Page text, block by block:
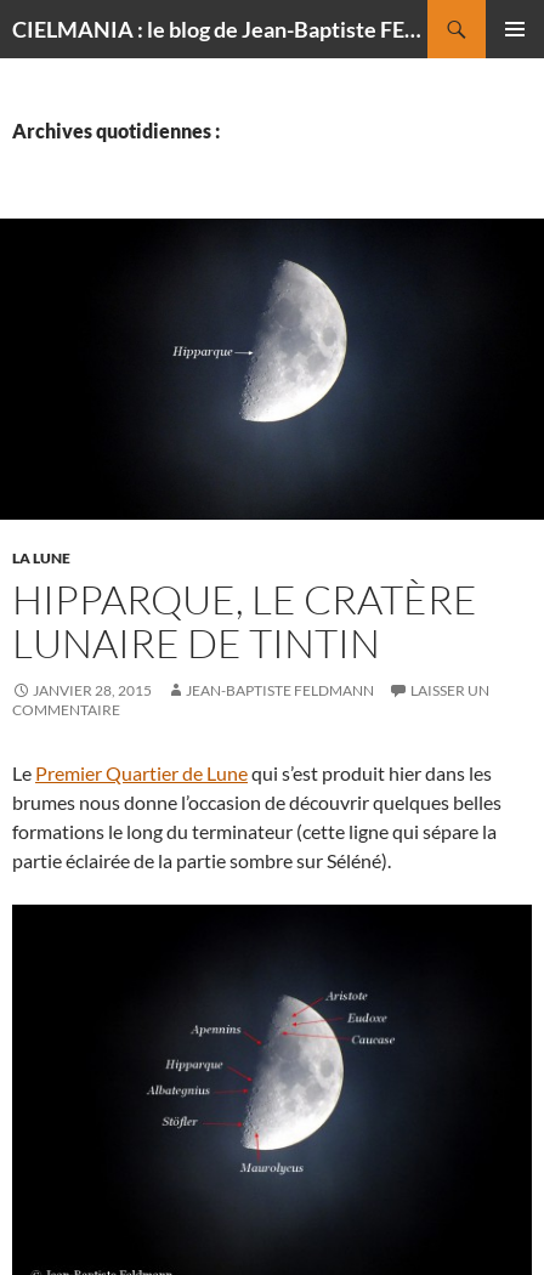
CIELMANIA : le blog de Jean-Baptiste FELDMANN, photographe du ciel
Archives quotidiennes :
LA LUNE
HIPPARQUE, LE CRATÈRE
LUNAIRE DE TINTIN
JANVIER 28, 2015 JEAN-BAPTISTE FELDMANN
LAISSER UN
COMMENTAIRE
Le Premier Quartier de Lunequi s’est produit hier dans les
brumes nous donne l’occasion de découvrir quelques belles
formations le long du terminateur (cette ligne qui sépare la
partie éclairée de la partie sombre sur Séléné).